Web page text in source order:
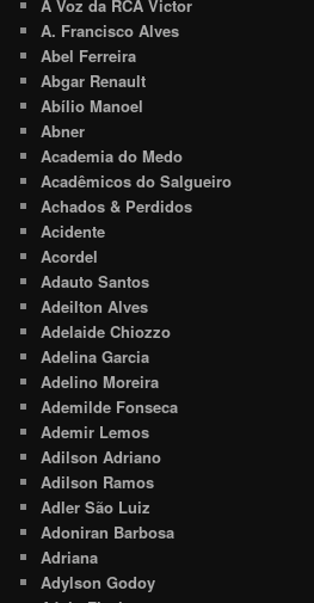
A Voz da RCA Victor
A. Francisco Alves
Abel Ferreira
Abgar Renault
Abílio Manoel
Abner
Academia do Medo
Acadêmicos do Salgueiro
Achados & Perdidos
Acidente
Acordel
Adauto Santos
Adeilton Alves
Adelaide Chiozzo
Adelina Garcia
Adelino Moreira
Ademilde Fonseca
Ademir Lemos
Adilson Adriano
Adilson Ramos
Adler São Luiz
Adoniran Barbosa
Adriana
Adylson Godoy